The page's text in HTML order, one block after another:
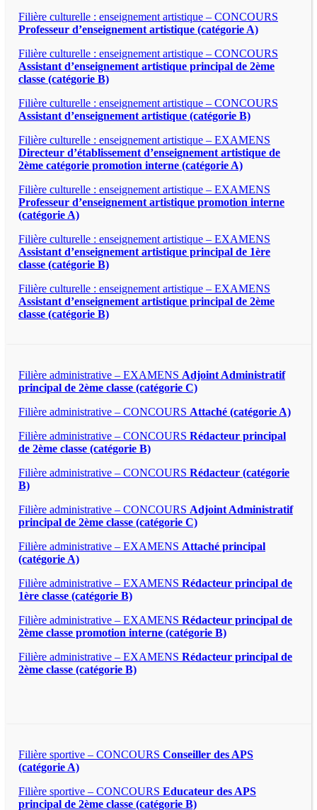
Filière culturelle : enseignement artistique – CONCOURS
Professeur d’enseignement artistique (catégorie A)
Filière culturelle : enseignement artistique – CONCOURS
Assistant d’enseignement artistique principal de 2ème
classe (catégorie B)
Filière culturelle : enseignement artistique – CONCOURS
Assistant d’enseignement artistique (catégorie B)
Filière culturelle : enseignement artistique – EXAMENS
Directeur d’établissement d’enseignement artistique de
2ème catégorie promotion interne (catégorie A)
Filière culturelle : enseignement artistique – EXAMENS
Professeur d’enseignement artistique promotion interne
(catégorie A)
Filière culturelle : enseignement artistique – EXAMENS
Assistant d’enseignement artistique principal de 1ère
classe (catégorie B)
Filière culturelle : enseignement artistique – EXAMENS
Assistant d’enseignement artistique principal de 2ème
classe (catégorie B)
Filière administrative – EXAMENS Adjoint Administratif
principal de 2ème classe (catégorie C)
Filière administrative – CONCOURS Attaché (catégorie A)
Filière administrative – CONCOURS Rédacteur principal
de 2ème classe (catégorie B)
Filière administrative – CONCOURS Rédacteur (catégorie
B)
Filière administrative – CONCOURS Adjoint Administratif
principal de 2ème classe (catégorie C)
Filière administrative – EXAMENS Attaché principal
(catégorie A)
Filière administrative – EXAMENS Rédacteur principal de
1ère classe (catégorie B)
Filière administrative – EXAMENS Rédacteur principal de
2ème classe promotion interne (catégorie B)
Filière administrative – EXAMENS Rédacteur principal de
2ème classe (catégorie B)
Filière sportive – CONCOURS Conseiller des APS
(catégorie A)
Filière sportive – CONCOURS Educateur des APS
principal de 2ème classe (catégorie B)